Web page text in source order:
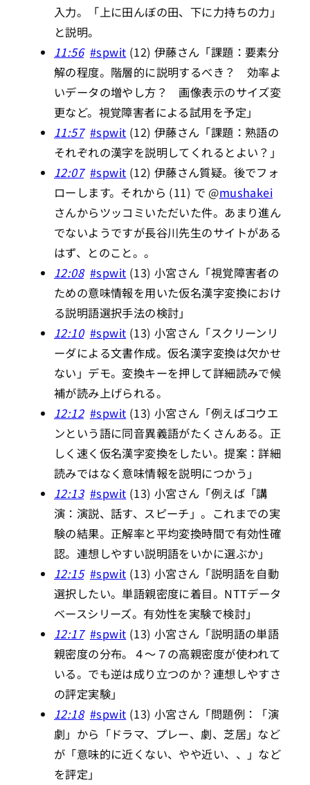
入力。「上に田んぼの田、下に力持ちの力」
と説明。
11:56 #spwit (12) 伊藤さん「課題：要素分
解の程度。階層的に説明するべき？ 効率よ
いデータの増やし方？ 画像表示のサイズ変
更など。視覚障害者による試用を予定」
11:57 #spwit (12) 伊藤さん「課題：熟語の
それぞれの漢字を説明してくれるとよい？」
12:07 #spwit (12) 伊藤さん質疑。後でフォ
ローします。それから (11) で @mushakei
さんからツッコミいただいた件。あまり進ん
でないようですが長谷川先生のサイトがある
はず、とのこと。。
12:08 #spwit (13) 小宮さん「視覚障害者の
ための意味情報を用いた仮名漢字変換におけ
る説明語選択手法の検討」
12:10 #spwit (13) 小宮さん「スクリーンリ
ーダによる文書作成。仮名漢字変換は欠かせ
ない」デモ。変換キーを押して詳細読みで候
補が読み上げられる。
12:12 #spwit (13) 小宮さん「例えばコウエ
ンという語に同音異義語がたくさんある。正
しく速く仮名漢字変換をしたい。提案：詳細
読みではなく意味情報を説明につかう」
12:13 #spwit (13) 小宮さん「例えば「講
演：演説、話す、スピーチ」。これまでの実
験の結果。正解率と平均変換時間で有効性確
認。連想しやすい説明語をいかに選ぶか」
12:15 #spwit (13) 小宮さん「説明語を自動
選択したい。単語親密度に着目。NTTデータ
ベースシリーズ。有効性を実験で検討」
12:17 #spwit (13) 小宮さん「説明語の単語
親密度の分布。４～７の高親密度が使われて
いる。でも逆は成り立つのか？連想しやすさ
の評定実験」
12:18 #spwit (13) 小宮さん「問題例：「演
劇」から「ドラマ、プレー、劇、芝居」など
が「意味的に近くない、やや近い、、」など
を評定」